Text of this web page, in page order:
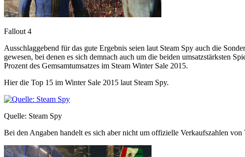
Fallout 4
Ausschlaggebend für das gute Ergebnis seien laut Steam Spy auch die
gewesen, bei denen es sich demnach auch um die beiden umsatzstärksten
Prozent des Gemsamtumsatzes im Steam Winter Sale 2015.
Hier die Top 15 im Winter Sale 2015 laut Steam Spy.
Quelle: Steam Spy
Bei den Angaben handelt es sich aber nicht um offizielle Verkaufszahlen